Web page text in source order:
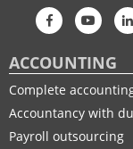
ACCOUNTING
Complete
Accountancy with
Payroll outsourcing